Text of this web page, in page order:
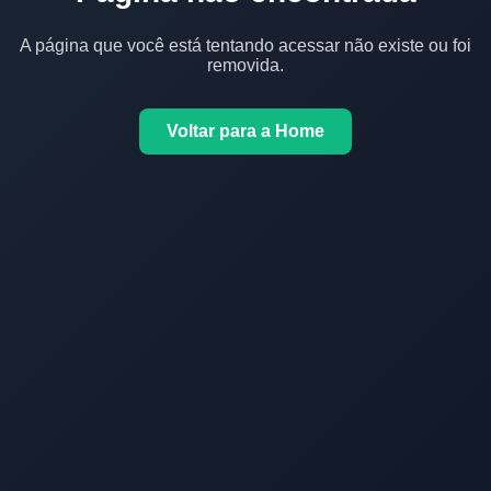
A página que você está tentando acessar não existe ou foi
removida.
Voltar para a Home